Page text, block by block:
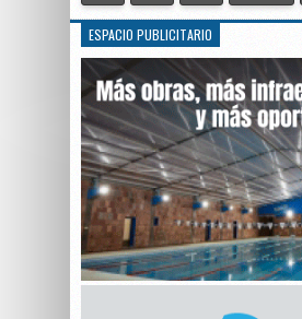
ESPACIO PUBLICITARIO